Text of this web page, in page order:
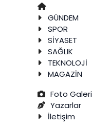
GÜNDEM
SPOR
SİYASET
SAĞLIK
TEKNOLOJİ
MAGAZİN
Foto Galeri
Yazarlar
İletişim